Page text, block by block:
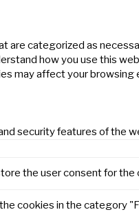
categorized as
how you use this
may affect your browsing
security features of the
the user consent for
cookies in the category